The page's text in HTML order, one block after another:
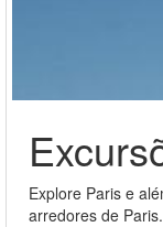
Explore Paris e
arredores de